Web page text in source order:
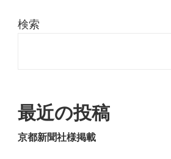
検索
最近の投稿
京都新聞社様掲載